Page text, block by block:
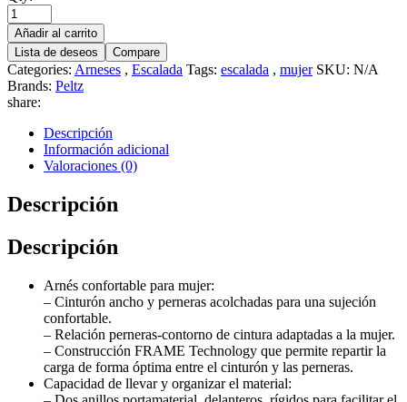
Añadir al carrito
Lista de deseos
Compare
Categories: Arneses , Escalada Tags: escalada , mujer SKU: N/A
Brands: Peltz
share:
Descripción
Información adicional
Valoraciones (0)
Descripción
Descripción
Arnés confortable para mujer:
– Cinturón ancho y perneras acolchadas para una sujeción
confortable.
– Relación perneras-contorno de cintura adaptadas a la mujer.
– Construcción FRAME Technology que permite repartir la
carga de forma óptima entre el cinturón y las perneras.
Capacidad de llevar y organizar el material: